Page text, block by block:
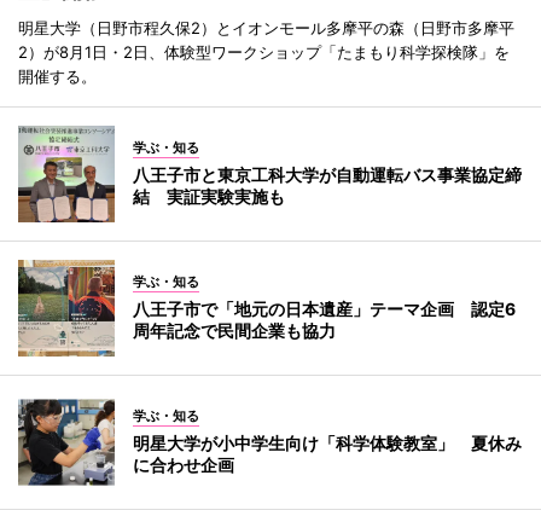
明星大学（日野市程久保2）とイオンモール多摩平の森（日野市多摩平
2）が8月1日・2日、体験型ワークショップ「たまもり科学探検隊」を
開催する。
学ぶ・知る
八王子市と東京工科大学が自動運転バス事業協定締
結 実証実験実施も
学ぶ・知る
八王子市で「地元の日本遺産」テーマ企画 認定6
周年記念で民間企業も協力
学ぶ・知る
明星大学が小中学生向け「科学体験教室」 夏休み
に合わせ企画